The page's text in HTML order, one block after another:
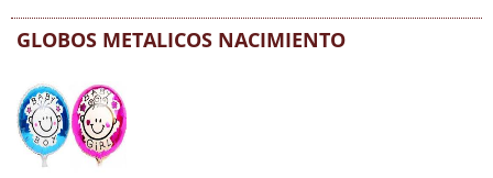
GLOBOS METALICOS NACIMIENTO